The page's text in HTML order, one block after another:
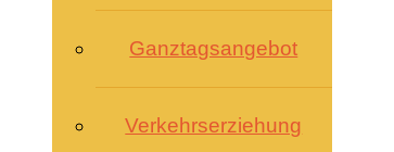
Ganztagsangebot
Verkehrserziehung